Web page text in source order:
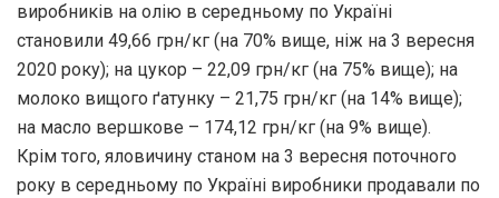
виробників на олію в середньому по Україні
становили 49,66 грн/кг (на 70% вище, ніж на 3 вересня
2020 року); на цукор – 22,09 грн/кг (на 75% вище); на
молоко вищого ґатунку – 21,75 грн/кг (на 14% вище);
на масло вершкове – 174,12 грн/кг (на 9% вище).
Крім того, яловичину станом на 3 вересня поточного
року в середньому по Україні виробники продавали по